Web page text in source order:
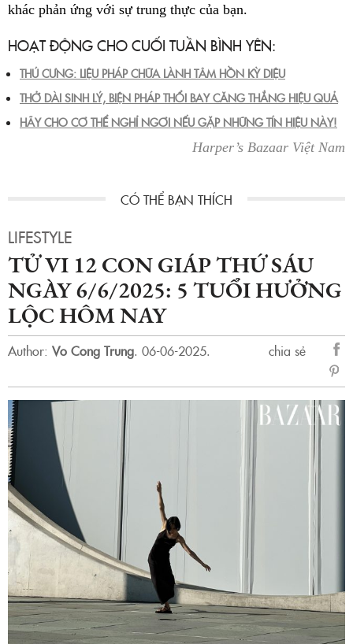
khác phản ứng với sự trung thực của bạn.
HOẠT ĐỘNG CHO CUỐI TUẦN BÌNH YÊN:
THÚ CƯNG: LIỆU PHÁP CHỮA LÀNH TÂM HỒN KỲ DIỆU
THỞ DÀI SINH LÝ, BIỆN PHÁP THỔI BAY CĂNG THẲNG HIỆU QUẢ
HÃY CHO CƠ THỂ NGHỈ NGƠI NẾU GẶP NHỮNG TÍN HIỆU NÀY!
Harper’s Bazaar Việt Nam
LIFESTYLE
TỬ VI 12 CON GIÁP THỨ SÁU
NGÀY 6/6/2025: 5 TUỔI HƯỞNG
LỘC HÔM NAY
Author: Vo Cong Trung. 06-06-2025.
chia sẻ
sẻ